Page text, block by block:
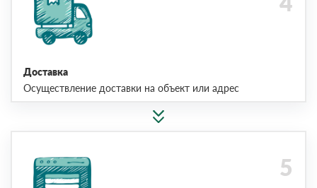
Доставка
Осуществление доставки на объект или адрес